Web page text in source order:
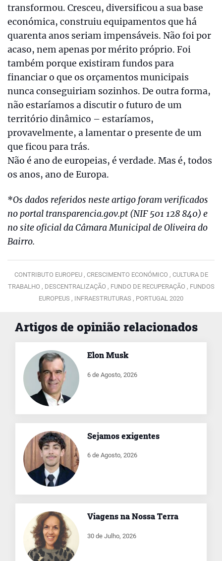
transformou. Cresceu, diversificou a sua base
económica, construiu equipamentos que há
quarenta anos seriam impensáveis. Não foi por
acaso, nem apenas por mérito próprio. Foi
também porque existiram fundos para
financiar o que os orçamentos municipais
nunca conseguiriam sozinhos. De outra forma,
não estaríamos a discutir o futuro de um
território dinâmico – estaríamos,
provavelmente, a lamentar o presente de um
que ficou para trás.
Não é ano de europeias, é verdade. Mas é, todos
os anos, ano de Europa.
*Os dados referidos neste artigo foram verificados
no portal transparencia.gov.pt (NIF 501 128 840) e
no site oficial da Câmara Municipal de Oliveira do
Bairro.
CONTRIBUTO EUROPEU , CRESCIMENTO ECONÓMICO , CULTURA DE
TRABALHO , DESCENTRALIZAÇÃO , FUNDO DE RECUPERAÇÃO , FUNDOS
EUROPEUS , INFRAESTRUTURAS , PORTUGAL 2020
Artigos de opinião relacionados
Elon Musk
6 de Agosto, 2026
Sejamos exigentes
6 de Agosto, 2026
Viagens na Nossa Terra
30 de Julho, 2026